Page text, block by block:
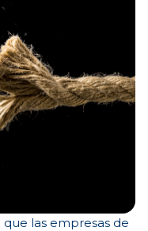
las empresas de